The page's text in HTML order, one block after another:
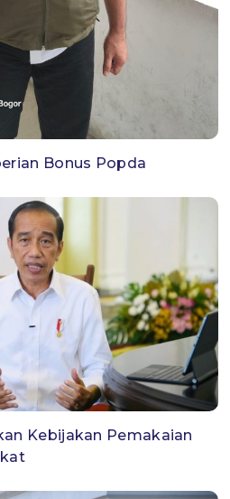
Bonus Popda
Kebijakan Pemakaian